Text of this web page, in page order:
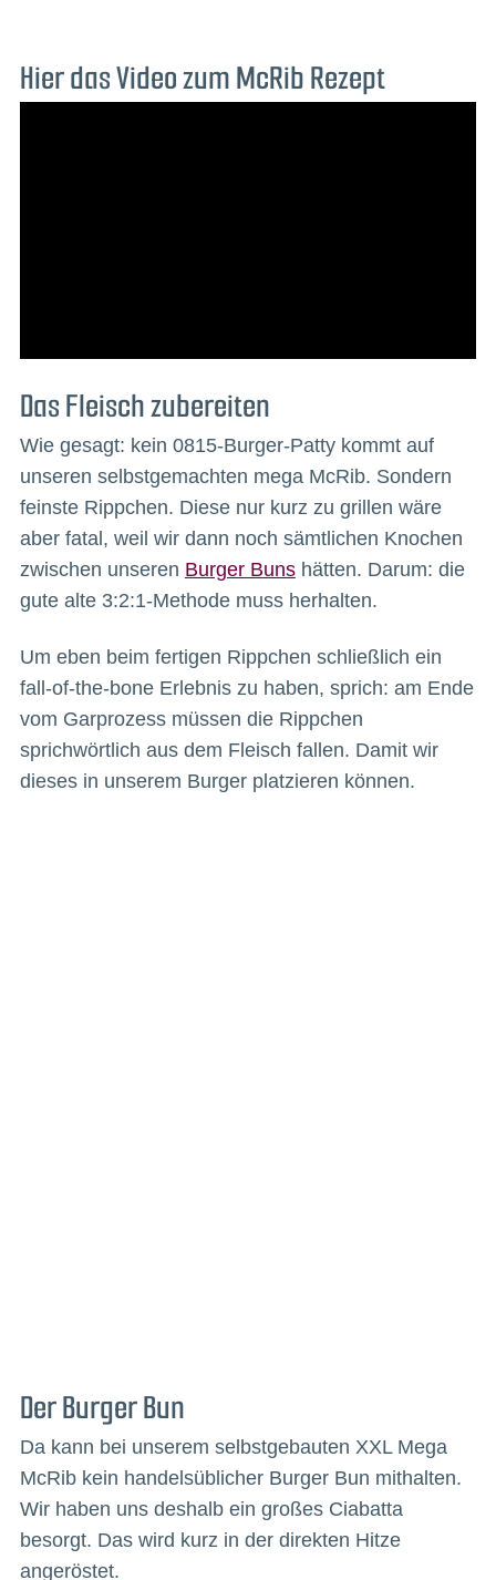
Hier das Video zum McRib Rezept
Das Fleisch zubereiten
Wie gesagt: kein 0815-Burger-Patty kommt auf
unseren selbstgemachten mega McRib. Sondern
feinste Rippchen. Diese nur kurz zu grillen wäre
aber fatal, weil wir dann noch sämtlichen Knochen
zwischen unseren Burger Bunshätten. Darum: die
gute alte 3:2:1-Methode muss herhalten.
Um eben beim fertigen Rippchen schließlich ein
fall-of-the-bone Erlebnis zu haben, sprich: am Ende
vom Garprozess müssen die Rippchen
sprichwörtlich aus dem Fleisch fallen. Damit wir
dieses in unserem Burger platzieren können.
Der Burger Bun
Da kann bei unserem selbstgebauten XXL Mega
McRib kein handelsüblicher Burger Bun mithalten.
Wir haben uns deshalb ein großes Ciabatta
besorgt. Das wird kurz in der direkten Hitze
angeröstet.